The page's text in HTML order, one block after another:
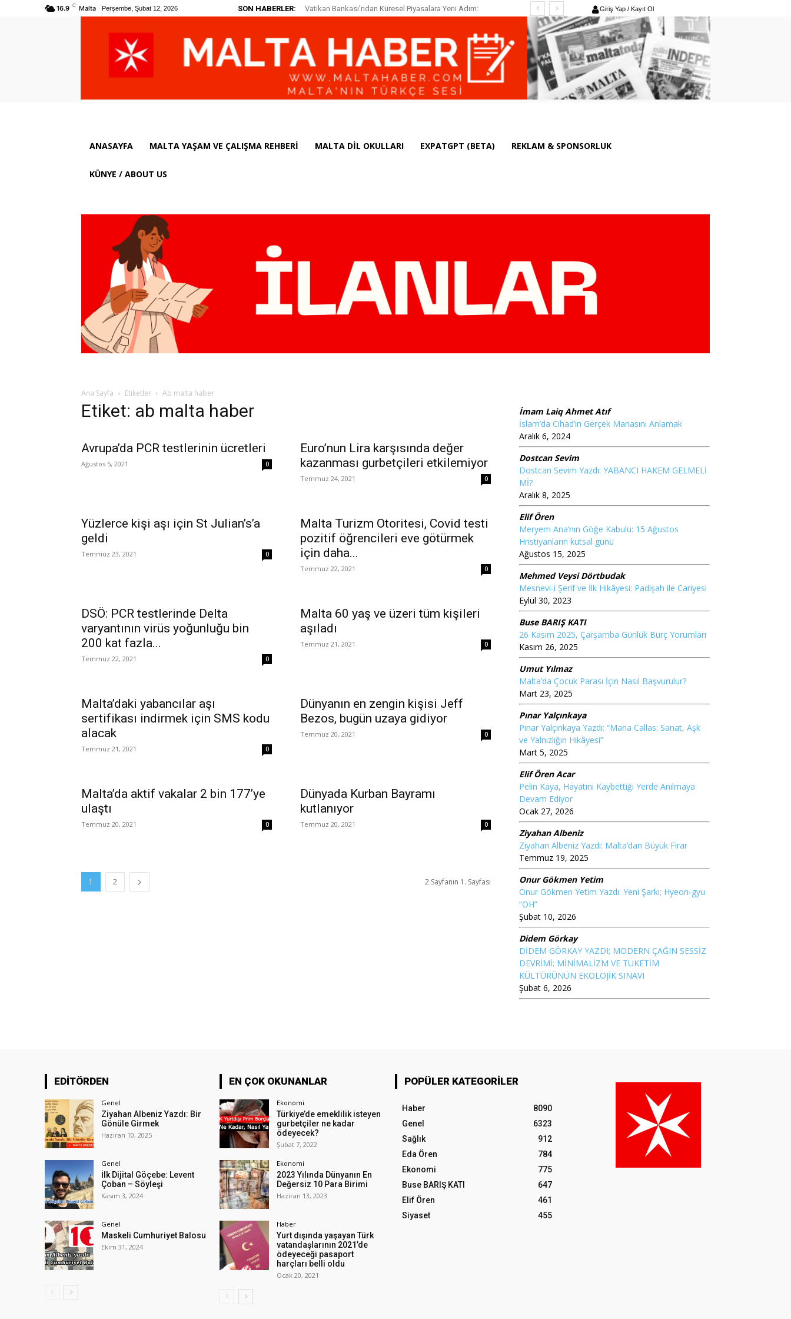
16.9 C Malta Perşembe, Şubat 12, 2026 SON HABERLER:
Vatikan Bankası’ndan Küresel Piyasalara Yeni Adım:
Temu Türkiye’ye Geri Döndü: 30 Euro Düzenlemesine
Giriş Yap / Kayıt Ol
ANASAYFA MALTA YAŞAM VE ÇALIŞMA REHBERI MALTA DIL OKULLARI EXPATGPT (BETA) REKLAM & SPONSORLUK
KÜNYE / ABOUT US
Ana Sayfa Etiketler Ab malta haber
Etiket: ab malta haber
Avrupa’da PCR testlerinin ücretleri
Ağustos 5, 2021 0
Euro’nun Lira karşısında değer
kazanması gurbetçileri etkilemiyor
Temmuz 24, 2021 0
Yüzlerce kişi aşı için St Julian’s’a
geldi
Temmuz 23, 2021 0
Malta Turizm Otoritesi, Covid testi
pozitif öğrencileri eve götürmek
için daha...
Temmuz 22, 2021 0
DSÖ: PCR testlerinde Delta
varyantının virüs yoğunluğu bin
200 kat fazla...
Temmuz 22, 2021 0
Malta 60 yaş ve üzeri tüm kişileri
aşıladı
Temmuz 21, 2021 0
Malta’daki yabancılar aşı
sertifikası indirmek için SMS kodu
alacak
Temmuz 21, 2021 0
Dünyanın en zengin kişisi Jeff
Bezos, bugün uzaya gidiyor
Temmuz 20, 2021 0
Malta’da aktif vakalar 2 bin 177’ye
ulaştı
Temmuz 20, 2021 0
Dünyada Kurban Bayramı
kutlanıyor
Temmuz 20, 2021 0
1 2 2 Sayfanın 1. Sayfası
İmam Laiq Ahmet Atıf
İslam’da Cihad’ın Gerçek Manasını Anlamak
Aralık 6, 2024
Dostcan Sevim
Dostcan Sevim Yazdı: YABANCI HAKEM GELMELİ
Mİ?
Aralık 8, 2025
Elif Ören
Meryem Ana’nın Göğe Kabulü: 15 Ağustos
Hristiyanların kutsal günü
Ağustos 15, 2025
Mehmed Veysi Dörtbudak
Mesnevi-i Şerif ve İlk Hikâyesi: Padişah ile Cariyesi
Eylül 30, 2023
Buse BARIŞ KATI
26 Kasım 2025, Çarşamba Günlük Burç Yorumları
Kasım 26, 2025
Umut Yılmaz
Malta’da Çocuk Parası İçin Nasıl Başvurulur?
Mart 23, 2025
Pınar Yalçınkaya
Pınar Yalçınkaya Yazdı: “Maria Callas: Sanat, Aşk
ve Yalnızlığın Hikâyesi”
Mart 5, 2025
Elif Ören Acar
Pelin Kaya, Hayatını Kaybettiği Yerde Anılmaya
Devam Ediyor
Ocak 27, 2026
Ziyahan Albeniz
Ziyahan Albeniz Yazdı: Malta’dan Büyük Firar
Temmuz 19, 2025
Onur Gökmen Yetim
Onur Gökmen Yetim Yazdı: Yeni Şarkı; Hyeon-gyu
“OH”
Şubat 10, 2026
Didem Görkay
DİDEM GÖRKAY YAZDI; MODERN ÇAĞIN SESSİZ
DEVRİMİ: MİNİMALİZM VE TÜKETİM
KÜLTÜRÜNÜN EKOLOJİK SINAVI
Şubat 6, 2026
EDİTÖRDEN
Genel
Ziyahan Albeniz Yazdı: Bir
Gönüle Girmek
Haziran 10, 2025
Genel
İlk Dijital Göçebe: Levent
Çoban – Söyleşi
Kasım 3, 2024
Genel
Maskeli Cumhuriyet Balosu
Ekim 31, 2024
EN ÇOK OKUNANLAR
Ekonomi
Türkiye’de emeklilik isteyen
gurbetçiler ne kadar
ödeyecek?
Şubat 7, 2022
Ekonomi
2023 Yılında Dünyanın En
Değersiz 10 Para Birimi
Haziran 13, 2023
Haber
Yurt dışında yaşayan Türk
vatandaşlarının 2021’de
ödeyeceği pasaport
harçları belli oldu
Ocak 20, 2021
POPÜLER KATEGORILER
Haber
8090
Genel
6323
Sağlık
912
Eda Ören
784
Ekonomi
775
Buse BARIŞ KATI
647
Elif Ören
461
Siyaset
455